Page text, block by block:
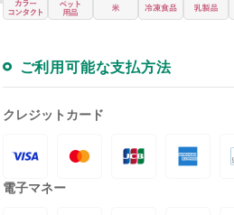
ご利用可能な支払方法
クレジットカード
電子マネー